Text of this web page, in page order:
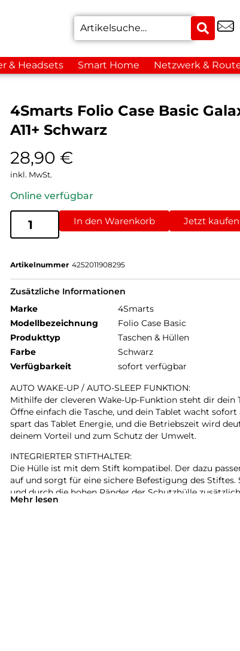
& Headsets Smart Home Netzwerk &
4Smarts Folio Case Basic
A11+ Schwarz
28,90 €
inkl. MwSt.
Online verfügbar
In den Warenkorb Jetzt kaufen
Artikelnummer 4252011908295
Zusätzliche Informationen
Marke
4Smarts
Modellbezeichnung
Folio Case Basic
Produkttyp
Taschen & Hüllen
Farbe
Schwarz
Verfügbarkeit
sofort verfügbar
AUTO WAKE-UP / AUTO-SLEEP FUNKTION:
Mithilfe der cleveren Wake-Up-Funktion steht dir dein
Öffne einfach die Tasche, und dein Tablet wacht
spart das Tablet Energie, und die Betriebszeit wird
deinem Vorteil und zum Schutz der Umwelt.
INTEGRIERTER STIFTHALTER:
Die Hülle ist mit dem Stift kompatibel. Der dazu
auf und sorgt für eine sichere Befestigung des
und durch die hohen Ränder der Schutzhülle
geschützt.
Mehr lesen